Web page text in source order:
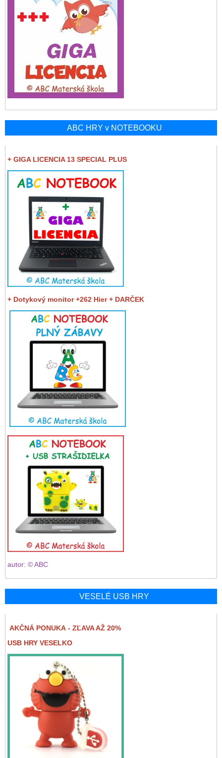
ABC HRY v NOTEBOOKU
+ GIGA LICENCIA 13 SPECIAL PLUS
+ Dotykový monitor +262 Hier + DARČEK
autor: © ABC
VESELÉ USB HRY
AKČNÁ PONUKA - ZĽAVA AŽ 20%
USB HRY VESELKO